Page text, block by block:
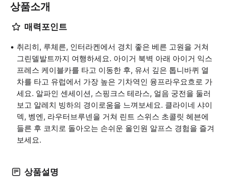
상품소개
매력포인트
취리히, 루체른, 인터라켄에서 경치 좋은 베른 고원을 거쳐
그린델발트까지 여행하세요. 아이거 북벽 아래 아이거 익스
프레스 케이블카를 타고 이동한 후, 유서 깊은 톱니바퀴 열
차를 타고 유럽에서 가장 높은 기차역인 융프라우요흐로 가
세요. 알파인 센세이션, 스핑크스 테라스, 얼음 궁전을 둘러
보고 알레치 빙하의 경이로움을 느껴보세요. 클라이네 샤이
덱, 벵엔, 라우터브루넨을 거쳐 린트 스위스 초콜릿 헤븐에
들른 후 코치로 돌아오는 손쉬운 올인원 알프스 경험을 즐겨
보세요.
상품설명